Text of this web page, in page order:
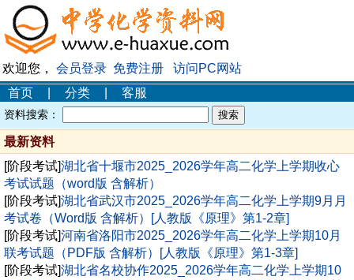
欢迎您， 会员登录 免费注册
访问PC网站
首页
分类 客服
资料搜索：
最新资料
[阶段考试]湖北省十堰市2025_2026学年高二化学上学期收心
考试试题（word版 含解析）
[阶段考试]湖北省武汉市2025_2026学年高二化学上学期9月月
考试卷（Word版 含解析）[人教版《原理》第1-2章]
[阶段考试]河南省洛阳市2025_2026学年高二化学上学期10月
联考试题（PDF版 含解析）[人教版《原理》第1-3章]
[阶段考试]湖北省名校协作2025_2026学年高二化学上学期10